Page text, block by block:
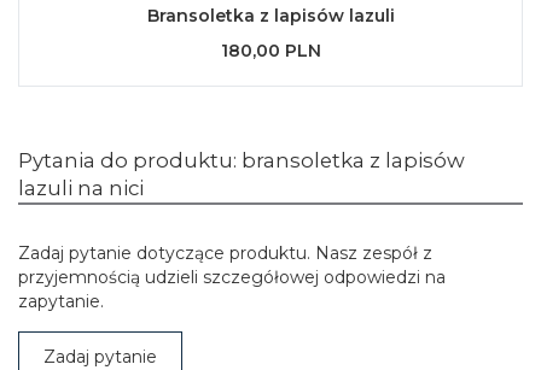
Bransoletka z lapisów lazuli
180,00 PLN
Pytania do produktu: bransoletka z lapisów
lazuli na nici
Zadaj pytanie dotyczące produktu. Nasz zespół z
przyjemnością udzieli szczegółowej odpowiedzi na
zapytanie.
Zadaj pytanie